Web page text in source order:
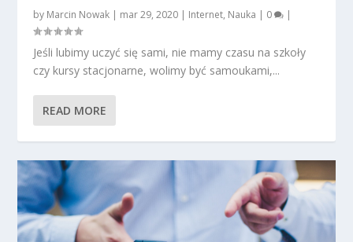
by Marcin Nowak | mar 29, 2020 | Internet, Nauka | 0 |
Jeśli lubimy uczyć się sami, nie mamy czasu na szkoły
czy kursy stacjonarne, wolimy być samoukami,...
READ MORE